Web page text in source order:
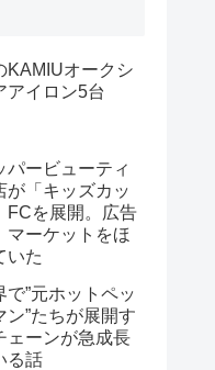
KAMIUオークシ
アイロン5台
パービューティ
が「キッズカッ
FCを展開。広告
マーケットをほ
いた
で”元ホットペッ
ン”たちが展開す
ェーンが急成長
る話